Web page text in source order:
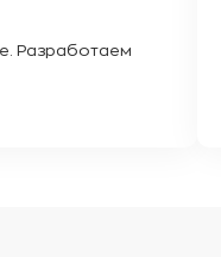
Разработаем